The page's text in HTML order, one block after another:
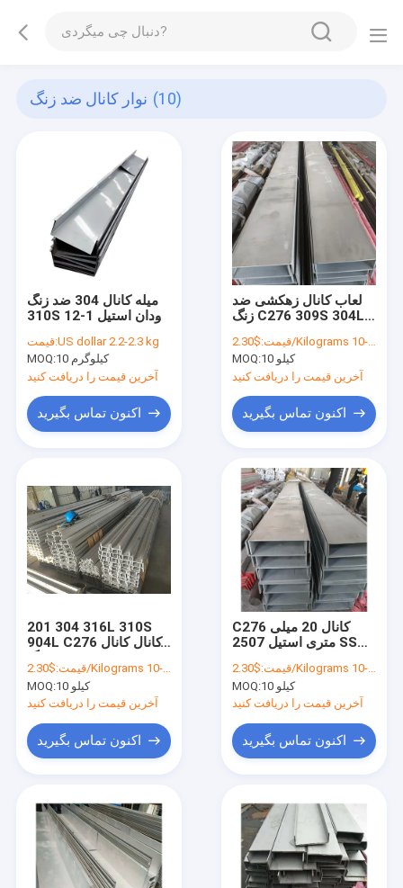
نوار کانال ضد زنگ (10)
میله کانال 304 ضد زنگ
310S ناودان استیل 1-12
قیمت:US dollar 2.2-2.3 kg
MOQ:
10 کیلوگرم
آخرین قیمت را دریافت کنید
اکنون تماس بگیرید
لعاب کانال زهکشی ضد
زنگ C276 309S 304L
1mm 2.5mm 3mm
4mm 5mm
قیمت:$2.30/Kilograms 10-100 Kilograms
MOQ:
10 کیلو
آخرین قیمت را دریافت کنید
اکنون تماس بگیرید
201 304 316L 310S
904L C276 کانال کانال
316Ti 317L کانال
فولادی ضد زنگ
قیمت:$2.30/Kilograms 10-100 Kilograms
MOQ:
10 کیلو
آخرین قیمت را دریافت کنید
اکنون تماس بگیرید
C276 کانال 20 میلی
متری استیل 2507 SS
316Ti Astm 316L
قیمت:$2.30/Kilograms 10-100 Kilograms
MOQ:
10 کیلو
آخرین قیمت را دریافت کنید
اکنون تماس بگیرید